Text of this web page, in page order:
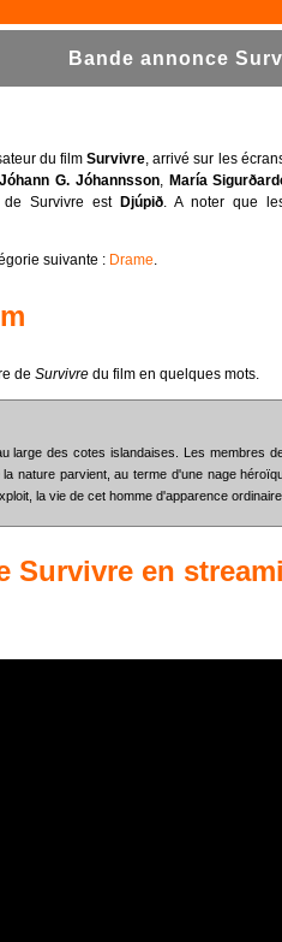
Bande annonce
du filmSurvivre, arrivé sur les
Jóhann G. Jóhannsson, María
Survivre est Djúpið. A noter que
suivante : Drame.
de Survivre du film en quelques mots.
large des cotes islandaises. Les membres
nature parvient, au terme d'une nage
la vie de cet homme d'apparence
Survivre en